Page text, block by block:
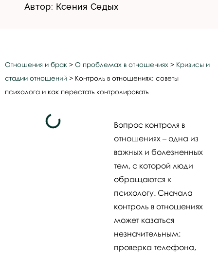
Автор: Ксения Седых
Отношения и брак > О проблемах в отношениях > Кризисы и
стадии отношений > Контроль в отношениях: советы
психолога и как перестать контролировать
Вопрос контроля в
отношениях – одна из
важных и болезненных
тем, с которой люди
обращаются к
психологу. Сначала
контроль в отношениях
может казаться
незначительным:
проверка телефона,